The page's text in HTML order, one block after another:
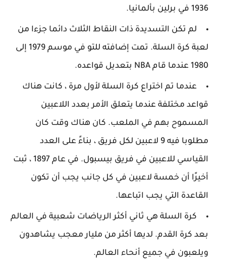
1936 في برلين بألمانيا.
لم تكن التسديدة ذات النقاط الثلاث دائما جزءا من
لعبة كرة السلة. تمت إضافته للتو في موسم 1979 إلى
1980 عندما قام NBA بتعديل قواعده.
عندما تم اختراع كرة السلة لأول مرة ، كانت هناك
قواعد مختلفة عندما يتعلق الأمر بعدد اللاعبين
المسموح بهم في الملعب. كان هناك وقت كان
مطلوبا فيه 9 لاعبين لكل فريق ، بناءً على العدد
القياسي للاعبين في فريق بيسبول. في عام 1897 ، ثبت
أخيرًا أن خمسة لاعبين في كل جانب يجب أن تكون
القاعدة التي يجب اتباعها.
كرة السلة هي ثاني أكثر الرياضات شعبية في العالم
بعد كرة القدم. لديها أكثر من مليار معجب يشاهدون
ويلعبون في جميع أنحاء العالم.